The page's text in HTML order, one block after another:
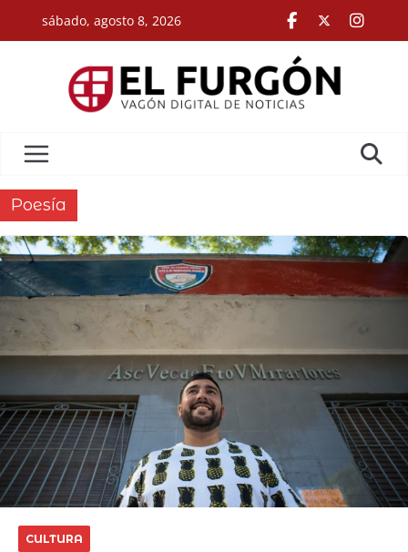
to
sábado, agosto 8, 2026
Poesía
CULTURA